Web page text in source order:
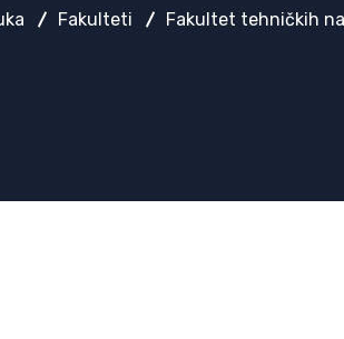
Fakulteti Fakultet tehničkih